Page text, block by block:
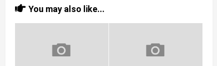
You may also like...